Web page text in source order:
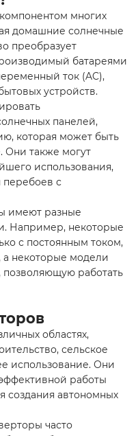
многих
домашние солнечные
преобразует
батареями
ток (AC),
устройств.
панелей,
которая может быть
Они также могут
использования,
с
имеют разные
Например, некоторые
с постоянным током,
некоторые модели
работать
областях,
сельское
использование. Они
работы
создания автономных
часто